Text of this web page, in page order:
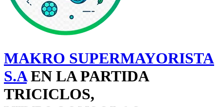
MAKRO SUPERMAYORISTA
S.AEN LA PARTIDA
TRICICLOS,